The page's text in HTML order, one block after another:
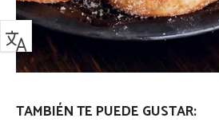
TAMBIÉN TE PUEDE GUSTAR: